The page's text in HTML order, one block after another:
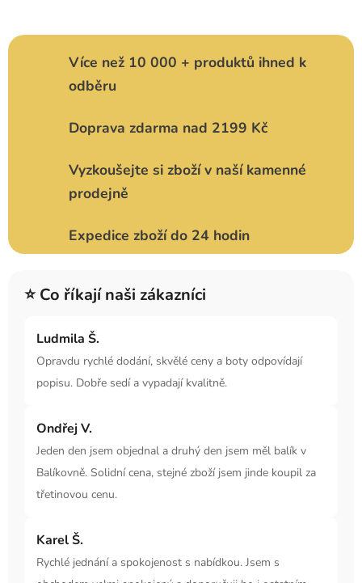
Více než 10 000 + produktů ihned k
odběru
Doprava zdarma nad 2199 Kč
Vyzkoušejte si zboží v naší kamenné
prodejně
Expedice zboží do 24 hodin
⭐ Co říkají naši zákazníci
Ludmila Š.
Opravdu rychlé dodání, skvělé ceny a boty odpovídají
popisu. Dobře sedí a vypadají kvalitně.
Ondřej V.
Jeden den jsem objednal a druhý den jsem měl balík v
Balíkovně. Solidní cena, stejné zboží jsem jinde koupil za
třetinovou cenu.
Karel Š.
Rychlé jednání a spokojenost s nabídkou. Jsem s